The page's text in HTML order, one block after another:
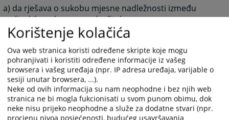
a) da rješava o sukobu mjesne nadležnosti između
općinskih sudova sa područja kantona;
b) da odlučuje o prijenosu mjesne nadležnosti sa
jednog općinskog suda na drugi općinski sud na
području kantona;
c) da odlučuje o brisanju osude i prestanku mjera
sigurnosti i pravnih posljedica osude, na temelju
sudske odluke;
d) da postupa po molbama za pomilovanje, sukladno
Korištenje kolačića
Ova web stranica koristi određene skripte koje mogu
pohranjivati i koristiti određene informacije iz vašeg
browsera i vašeg uređaja (npr. IP adresa uređaja, varijable o
sesiji unutar browsera, ...).
Neke od ovih informacija su nam neophodne i bez njih web
stranica ne bi mogla fukcionisati u svom punom obimu, dok
neke nisu prijeko neophodne a služe za dodatne stvari (npr.
procjenu nivoa posjećenosti, budućeg usavršavanja